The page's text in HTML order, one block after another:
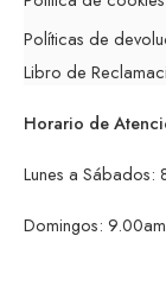
Políticas de
Libro de
Horario de
Lunes a
Domingos: